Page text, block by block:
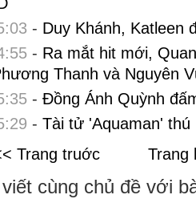
- Duy Khánh, Katleen
- Ra mắt hit mới,
Thanh và Nguyên
- Đồng Ánh Quỳnh
- Tài tử 'Aquaman'
Trang truớc
Trang
cùng chủ đề với